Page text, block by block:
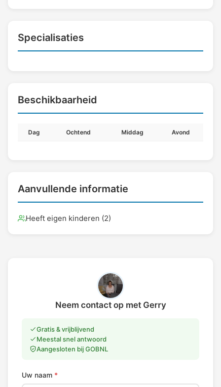
Specialisaties
Beschikbaarheid
Dag Ochtend Middag Avond
Aanvullende informatie
Heeft eigen kinderen (2)
Neem contact op met Gerry
Gratis & vrijblijvend
Meestal snel antwoord
Aangesloten bij GOBNL
Uw naam *